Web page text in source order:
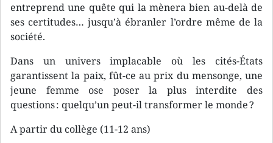
entreprend une quête qui la mènera bien au-delà de
ses certitudes… jusqu’à ébranler l’ordre même de la
société.
Dans un univers implacable où les cités-États
garantissent la paix, fût-ce au prix du mensonge, une
jeune femme ose poser la plus interdite des
questions : quelqu’un peut-il transformer le monde ?
A partir du collège (11-12 ans)